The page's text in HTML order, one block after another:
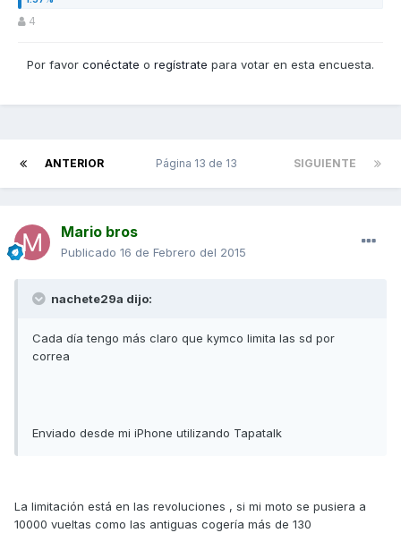
4
Por favor conéctate o regístrate para votar en esta encuesta.
ANTERIOR SIGUIENTE
Página 13 de 13
Mario bros
Publicado 16 de Febrero del 2015
nachete29a dijo:
Cada día tengo más claro que kymco limita las sd por
correa
Enviado desde mi iPhone utilizando Tapatalk
La limitación está en las revoluciones , si mi moto se pusiera a
10000 vueltas como las antiguas cogería más de 130